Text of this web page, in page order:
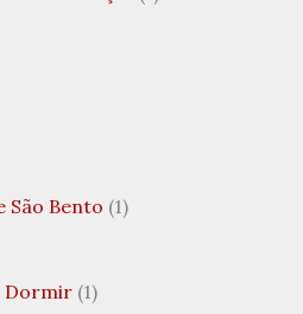
São Bento (1)
Dormir(1)